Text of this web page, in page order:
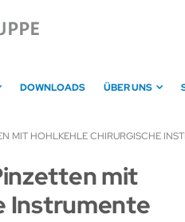
DOWNLOADS ÜBER UNS
MIT HOHLKEHLE CHIRURGISCHE
mit
Instrumente